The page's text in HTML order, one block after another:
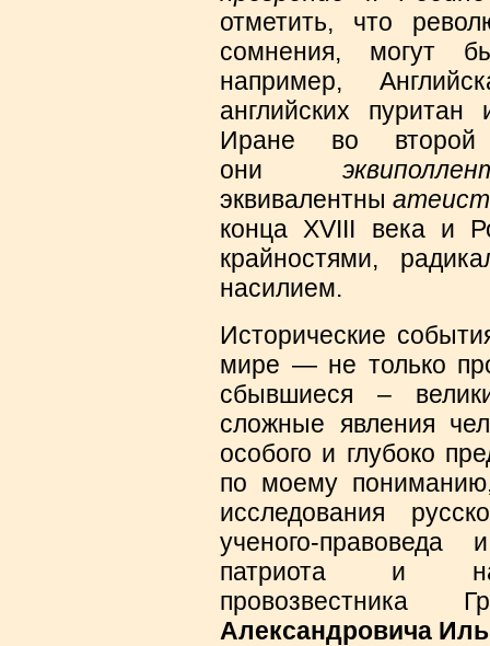
отметить, что
сомнения, могут
например,
английских
Иране во
они
эквивалентны
конца XVIII века и
крайностями,
насилием.
Исторические
мире — не только
сбывшиеся –
сложные явления
особого и глубоко
по моему
исследования
ученого-правоведа
патриота и
Александровича